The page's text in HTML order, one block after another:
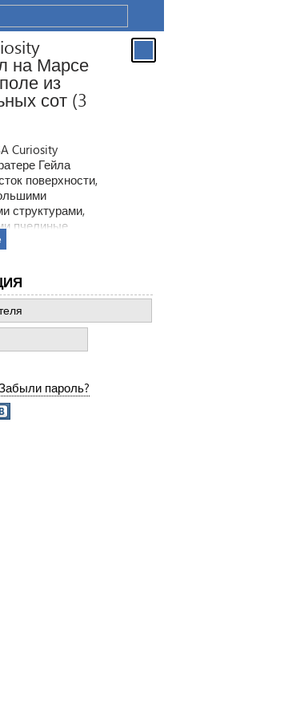
на Марсе
из
сот (3
Curiosity
Гейла
поверхности,
структурами,
пчелиные
находил
такие
пароль?